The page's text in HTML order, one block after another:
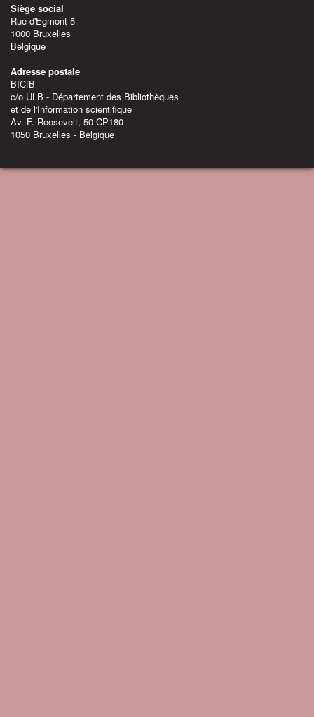
Siège social
Rue d'Egmont 5
1000 Bruxelles
Belgique
Adresse postale
BICfB
c/o ULB - Département des Bibliothèques
et de l'Information scientifique
Av. F. Roosevelt, 50 CP180
1050 Bruxelles - Belgique